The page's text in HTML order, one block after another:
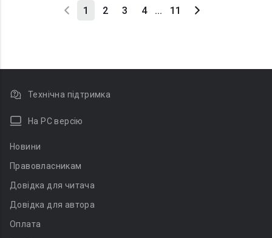
1 2 3 4 ... 11
Технічна підтримка
На PC версію
Новини
Правовласникам
Довідка для читача
Довідка для автора
Оплата